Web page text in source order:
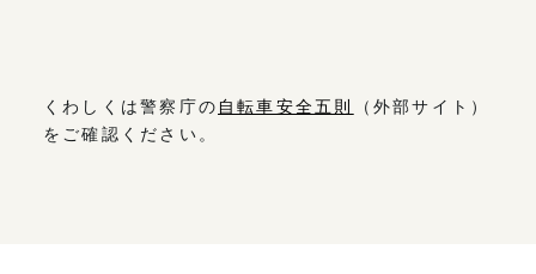
くわしくは警察庁の 自転車安全五則
（外部サイト）
をご確認ください。